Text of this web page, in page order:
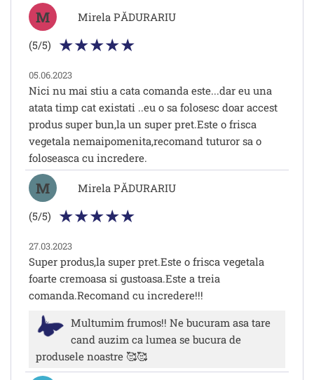
M
Mirela PĂDURARIU
(5/5)
05.06.2023
Nici nu mai stiu a cata comanda este...dar eu una
atata timp cat existati ..eu o sa folosesc doar accest
produs super bun,la un super pret.Este o frisca
vegetala nemaipomenita,recomand tuturor sa o
foloseasca cu incredere.
M
Mirela PĂDURARIU
(5/5)
27.03.2023
Super produs,la super pret.Este o frisca vegetala
foarte cremoasa si gustoasa.Este a treia
comanda.Recomand cu incredere!!!
Multumim frumos!! Ne bucuram asa tare
cand auzim ca lumea se bucura de
produsele noastre 🥰🥰